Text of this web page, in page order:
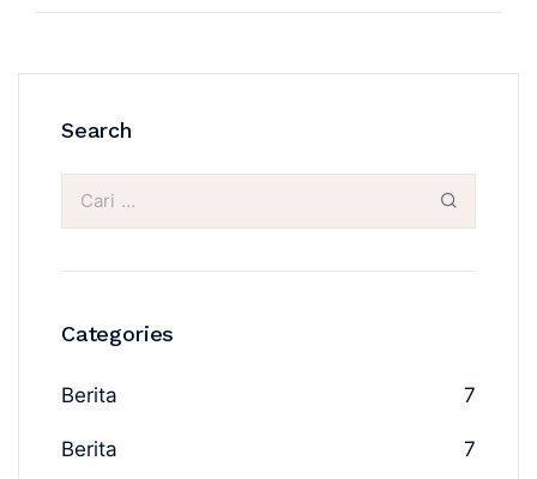
Search
Categories
Berita 7
Berita 7